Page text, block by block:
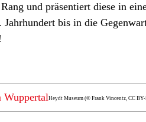
und präsentiert diese in
bis in die
Heydt Museum (© Frank Vincentz, CC